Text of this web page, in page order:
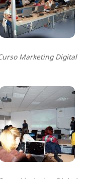
Marketing Digital